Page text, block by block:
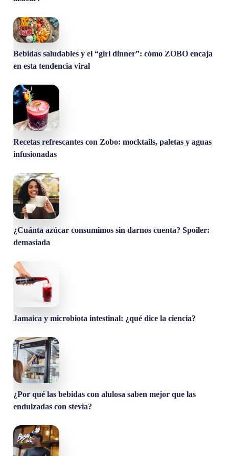
Bebidas saludables y el “girl dinner”: cómo ZOBO encaja
en esta tendencia viral
Recetas refrescantes con Zobo: mocktails, paletas y aguas
infusionadas
¿Cuánta azúcar consumimos sin darnos cuenta? Spoiler:
demasiada
Jamaica y microbiota intestinal: ¿qué dice la ciencia?
¿Por qué las bebidas con alulosa saben mejor que las
endulzadas con stevia?